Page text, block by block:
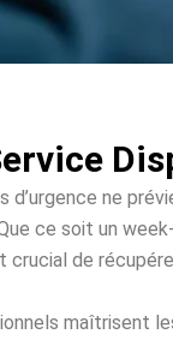
d’urgence ne
ce soit un
crucial de
maîtrisent